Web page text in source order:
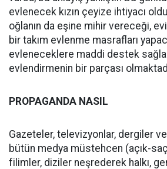
evlenecek kızın çeyize ihtiyacı
oğlanın da eşine mihir vereceği,
bir takım evlenme masrafları
evleneceklere maddi destek
evlendirmenin bir parçası
PROPAGANDA NASIL
Gazeteler, televizyonlar, dergiler
bütün medya müstehcen (açık-
filimler, diziler neşrederek halkı,